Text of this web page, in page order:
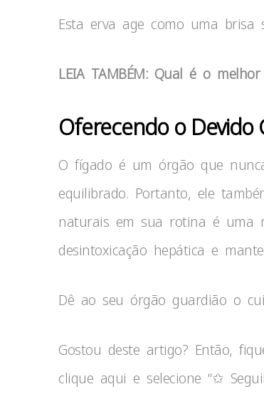
Esta erva age como uma brisa
LEIA TAMBÉM: Qual é o
Oferecendo o Devido
O fígado é um órgão que
equilibrado. Portanto, ele
naturais em sua rotina é uma
desintoxicação hepática e
Dê ao seu órgão guardião o
Gostou deste artigo? Então,
clique aqui e selecione “✩